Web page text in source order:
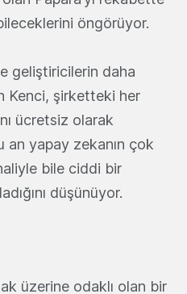
öngörüyor.
geliştiricilerin daha
Kenci, şirketteki her
ücretsiz olarak
an yapay zekanın çok
bile ciddi bir
düşünüyor.
üzerine odaklı olan bir